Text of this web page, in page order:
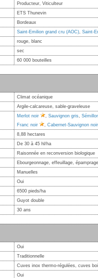
Producteur, Viticulteur
ETS Thunevin
Bordeaux
Saint-Emilion grand cru (AOC), Saint-
rouge, blanc
sec
60 000 bouteilles
Climat océanique
Argile-calcareuse, sable-graveleuse
Merlot noir , Sauvignon gris,
Franc noir
, Cabernet-Sauvignon noir
8,88 hectares
De 30 à 45 hl/ha
Raisonnée en reconversion biologique
Ebourgeonnage, effeuillage,
Manuelles
Oui
6500 pieds/ha
Guyot double
30 ans
Oui
Traditionnelle
Cuves inox thermo-régulées, cuves
Oui